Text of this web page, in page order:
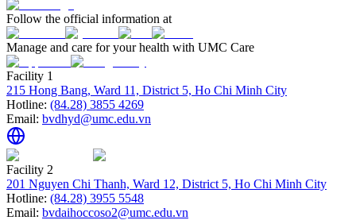
Follow the official information at
Manage and care for your health with UMC Care
Facility 1
215 Hong Bang, Ward 11, District 5, Ho Chi Minh City
Hotline: (84.28) 3855 4269
Email: bvdhyd@umc.edu.vn
Facility 2
201 Nguyen Chi Thanh, Ward 12, District 5, Ho Chi Minh City
Hotline: (84.28) 3955 5548
Email: bvdaihoccoso2@umc.edu.vn